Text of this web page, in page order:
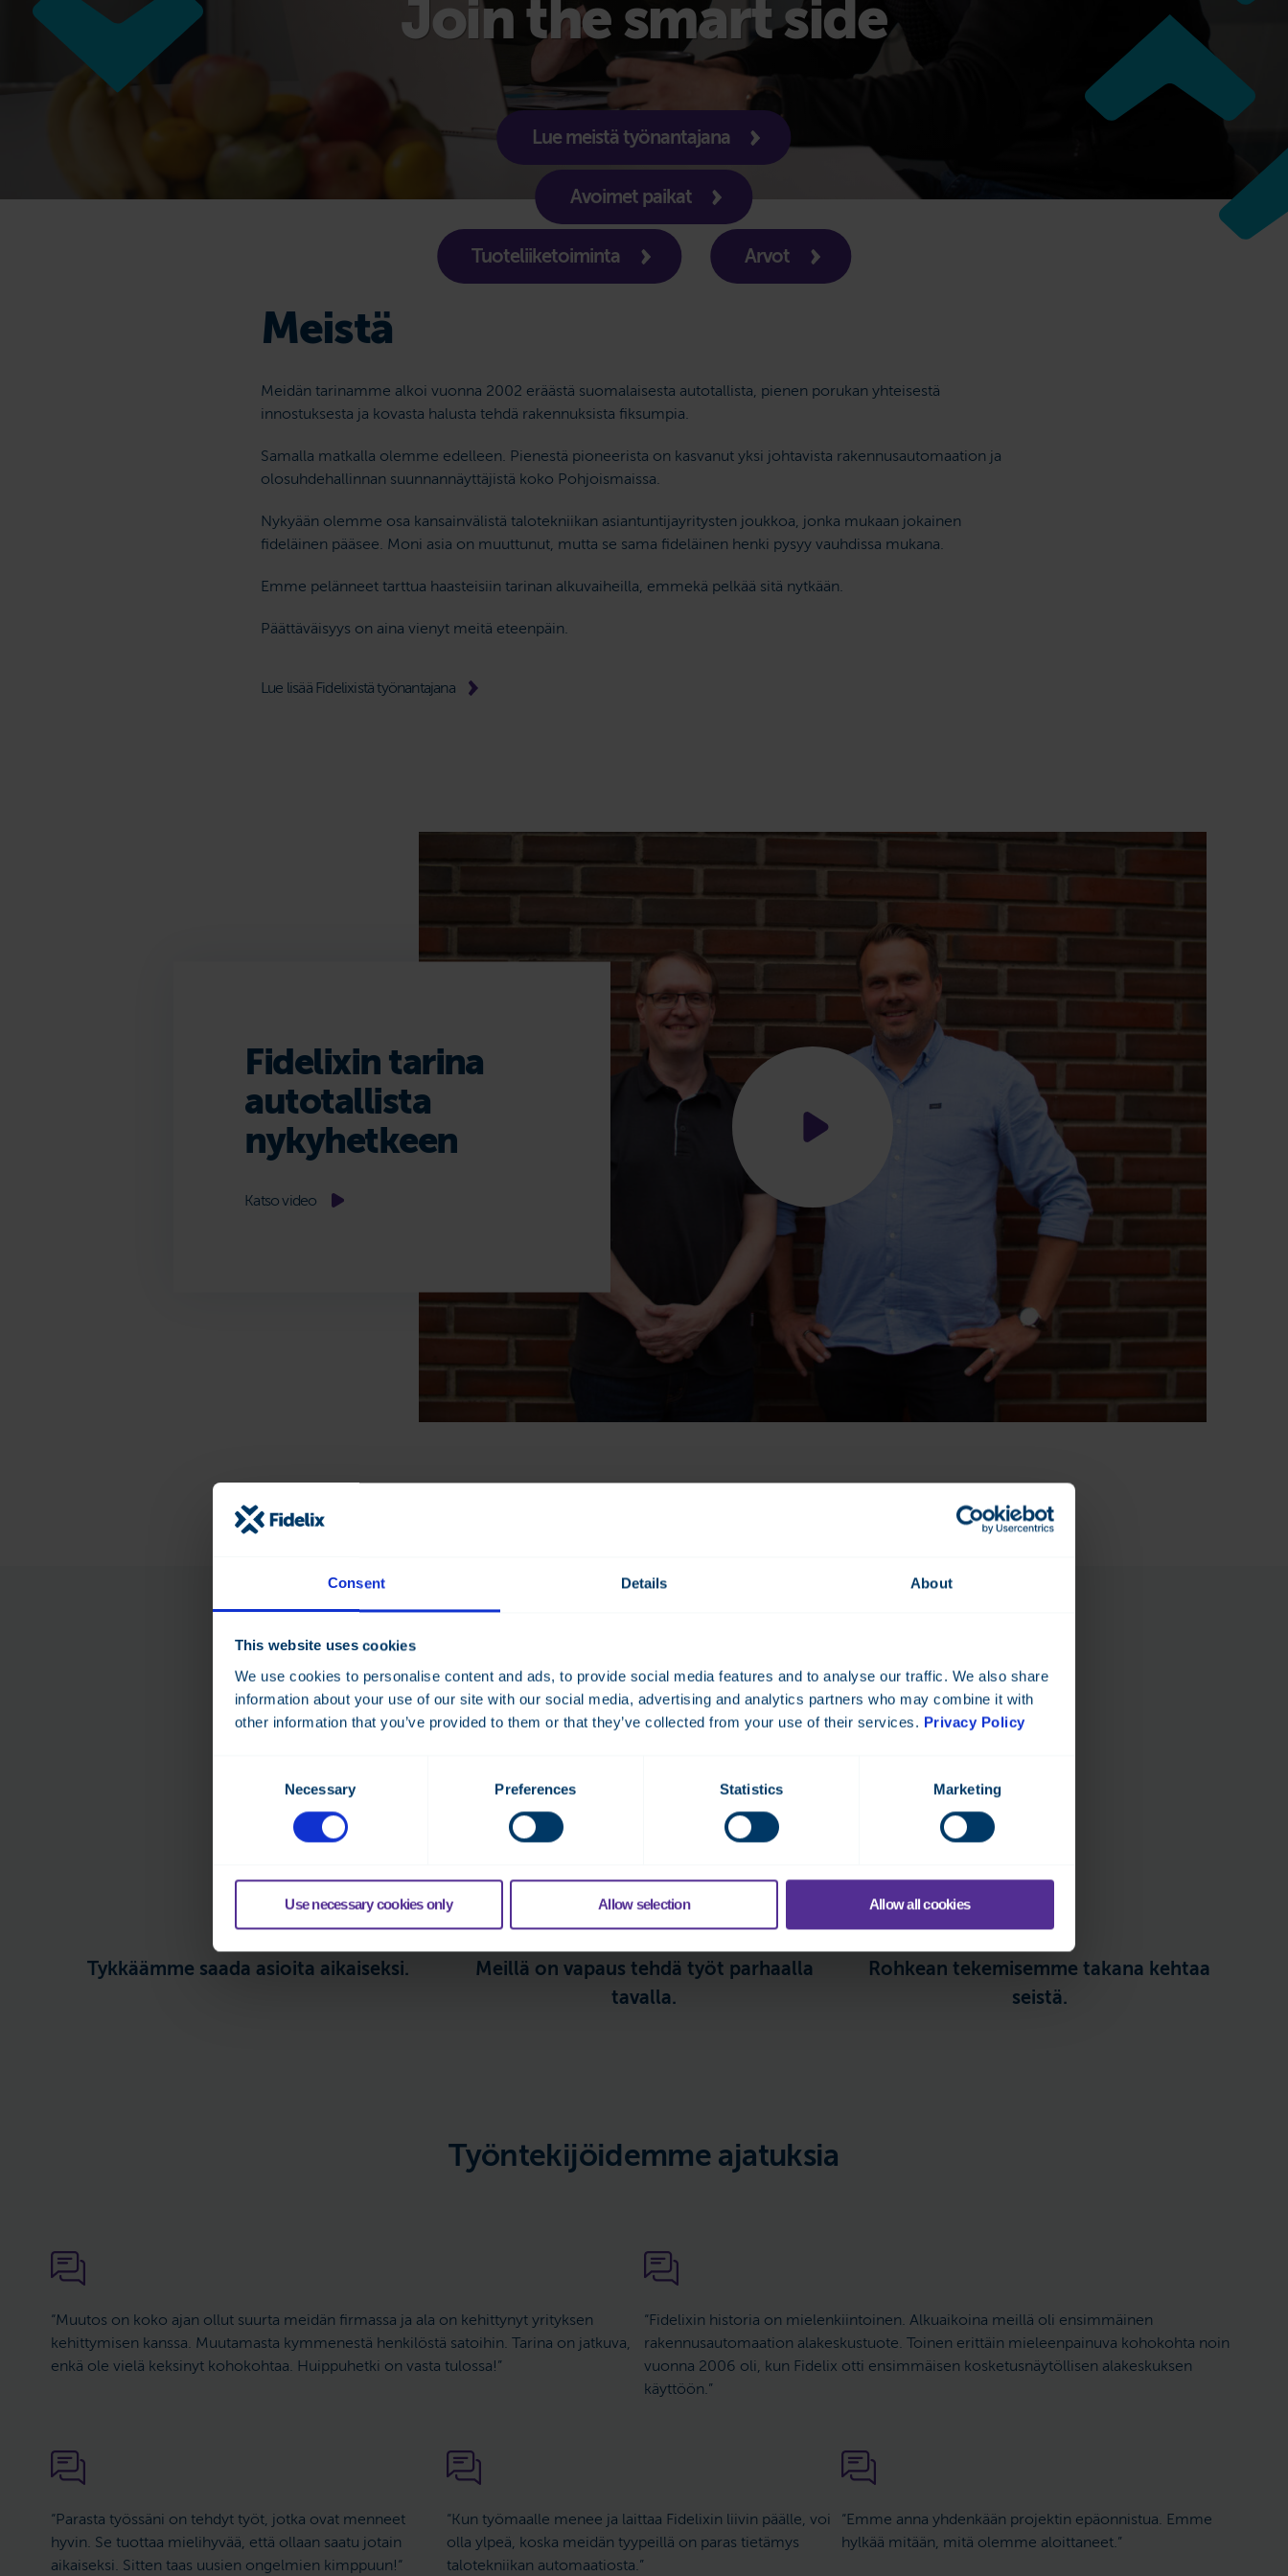
Consent Details About
This website uses cookies
We use cookies to personalise content and ads, to provide social media features and to analyse our traffic. We also share
information about your use of our site with our social media, advertising and analytics partners who may combine it with
other information that you’ve provided to them or that they’ve collected from your use of their services. Privacy Policy
Necessary Preferences Statistics Marketing
Use necessary cookies only Allow selection Allow all cookies
Join the smart side
Lue meistä työnantajana
Avoimet paikat
Tuoteliiketoiminta Arvot
Meistä
Meidän tarinamme alkoi vuonna 2002 eräästä suomalaisesta autotallista, pienen porukan yhteisestä
innostuksesta ja kovasta halusta tehdä rakennuksista fiksumpia.
Samalla matkalla olemme edelleen. Pienestä pioneerista on kasvanut yksi johtavista rakennus­automaation ja
olosuhde­hallinnan suunnannäyttäjistä koko Pohjoismaissa.
Nykyään olemme osa kansainvälistä talotekniikan asiantuntija­yritysten joukkoa, jonka mukaan jokainen
fideläinen pääsee. Moni asia on muuttunut, mutta se sama fideläinen henki pysyy vauhdissa mukana.
Emme pelänneet tarttua haasteisiin tarinan alkuvaiheilla, emmekä pelkää sitä nytkään.
Päättäväisyys on aina vienyt meitä eteenpäin.
Lue lisää Fidelixistä työnantajana
Fidelixin tarina
autotallista
nykyhetkeen
Katso video
ylpeitä:
Tykkäämme saada asioita aikaiseksi.
Meillä on vapaus tehdä työt parhaalla
tavalla.
Rohkean tekemisemme takana kehtaa
seistä.
Työntekijöidemme ajatuksia
“Muutos on koko ajan ollut suurta meidän firmassa ja ala on kehittynyt yrityksen
kehittymisen kanssa. Muutamasta kymmenestä henkilöstä satoihin. Tarina on jatkuva,
enkä ole vielä keksinyt kohokohtaa. Huippuhetki on vasta tulossa!”
“Fidelixin historia on mielenkiintoinen. Alkuaikoina meillä oli ensimmäinen
rakennusautomaation alakeskustuote. Toinen erittäin mieleenpainuva kohokohta noin
vuonna 2006 oli, kun Fidelix otti ensimmäisen kosketusnäytöllisen alakeskuksen
käyttöön.”
“Parasta työssäni on tehdyt työt, jotka ovat menneet
hyvin. Se tuottaa mielihyvää, että ollaan saatu jotain
aikaiseksi. Sitten taas uusien ongelmien kimppuun!“
“Kun työmaalle menee ja laittaa Fidelixin liivin päälle, voi
olla ylpeä, koska meidän tyypeillä on paras tietämys
talotekniikan automaatiosta.”
“Emme anna yhdenkään projektin epäonnistua. Emme
hylkää mitään, mitä olemme aloittaneet.”